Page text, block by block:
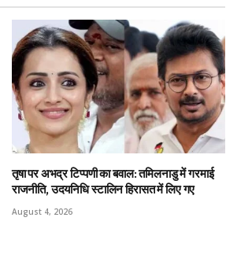
तृषा पर अभद्र टिप्पणी का बवाल: तमिलनाडु में गरमाई
राजनीति, उदयनिधि स्टालिन हिरासत में लिए गए
August 4, 2026